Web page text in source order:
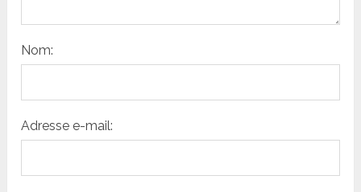
Nom:
Adresse e-mail: